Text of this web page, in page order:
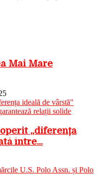
Mai Mare
„diferența
între...